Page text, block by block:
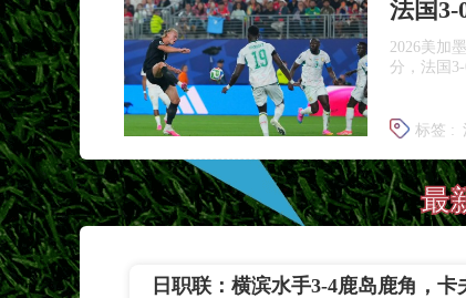
2026美加
分，法国
标签 :
法国
最
日职联：横滨水手3‑4鹿岛鹿角，